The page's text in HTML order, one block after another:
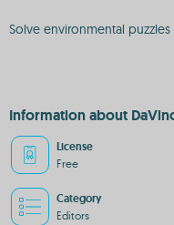
Solve environmental
Information about
License
Free
Category
Editors